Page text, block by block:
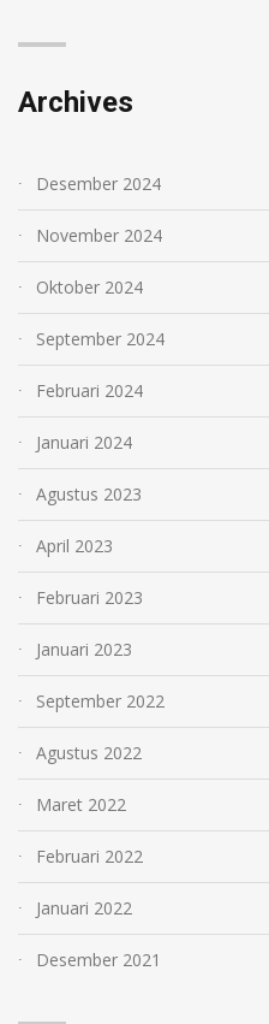
Archives
Desember 2024
November 2024
Oktober 2024
September 2024
Februari 2024
Januari 2024
Agustus 2023
April 2023
Februari 2023
Januari 2023
September 2022
Agustus 2022
Maret 2022
Februari 2022
Januari 2022
Desember 2021